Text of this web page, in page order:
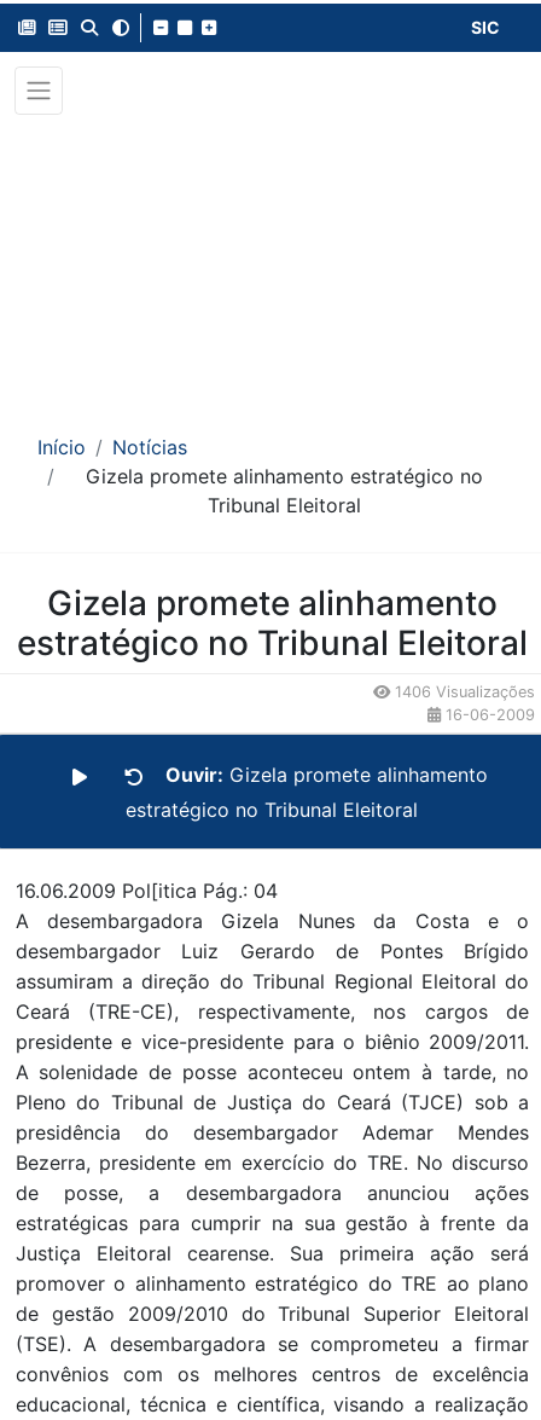
SIC
Início
Notícias
Gizela promete alinhamento estratégico no
Tribunal Eleitoral
da Notícia
Gizela promete alinhamento
estratégico no Tribunal Eleitoral
1406 Visualizações
16-06-2009
Ouvir: Gizela promete alinhamento
estratégico no Tribunal Eleitoral
16.06.2009 Pol[itica Pág.: 04
A desembargadora Gizela Nunes da Costa e o
desembargador Luiz Gerardo de Pontes Brígido
assumiram a direção do Tribunal Regional Eleitoral do
Ceará (TRE-CE), respectivamente, nos cargos de
presidente e vice-presidente para o biênio 2009/2011.
A solenidade de posse aconteceu ontem à tarde, no
Pleno do Tribunal de Justiça do Ceará (TJCE) sob a
presidência do desembargador Ademar Mendes
Bezerra, presidente em exercício do TRE. No discurso
de posse, a desembargadora anunciou ações
estratégicas para cumprir na sua gestão à frente da
Justiça Eleitoral cearense. Sua primeira ação será
promover o alinhamento estratégico do TRE ao plano
de gestão 2009/2010 do Tribunal Superior Eleitoral
(TSE). A desembargadora se comprometeu a firmar
convênios com os melhores centros de excelência
educacional, técnica e científica, visando a realização